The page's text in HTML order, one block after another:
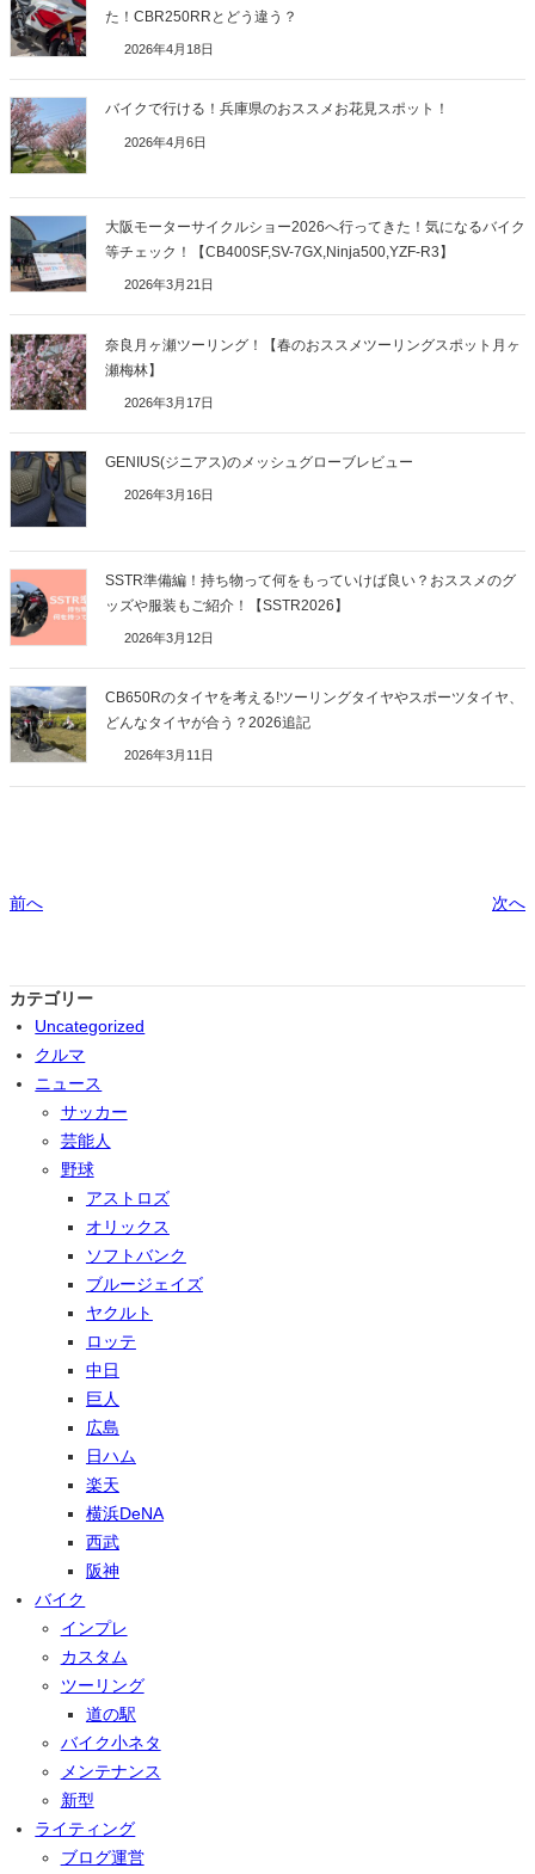
た！CBR250RRとどう違う？
2026年4月18日
バイクで行ける！兵庫県のおススメお花見スポット！
2026年4月6日
大阪モーターサイクルショー2026へ行ってきた！気になるバイク
等チェック！【CB400SF,SV-7GX,Ninja500,YZF-R3】
2026年3月21日
奈良月ヶ瀬ツーリング！【春のおススメツーリングスポット月ヶ
瀬梅林】
2026年3月17日
GENIUS(ジニアス)のメッシュグローブレビュー
2026年3月16日
SSTR準備編！持ち物って何をもっていけば良い？おススメのグ
ッズや服装もご紹介！【SSTR2026】
2026年3月12日
CB650Rのタイヤを考える!ツーリングタイヤやスポーツタイヤ、
どんなタイヤが合う？2026追記
2026年3月11日
前へ 次へ
カテゴリー
Uncategorized
クルマ
ニュース
サッカー
芸能人
野球
アストロズ
オリックス
ソフトバンク
ブルージェイズ
ヤクルト
ロッテ
中日
巨人
広島
日ハム
楽天
横浜DeNA
西武
阪神
バイク
インプレ
カスタム
ツーリング
道の駅
バイク小ネタ
メンテナンス
新型
ライティング
ブログ運営